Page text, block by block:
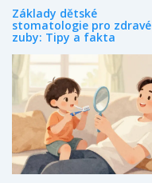
Základy dětské
stomatologie pro zdravé
zuby: Tipy a fakta